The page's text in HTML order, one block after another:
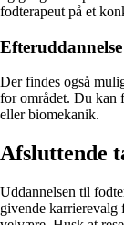
fodterapeut på et
Der findes også
for området. Du kan
eller biomekanik.
Afsluttende
Uddannelsen til
givende karrierevalg